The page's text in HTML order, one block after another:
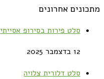
מתכונים אחרונים
סלט פירות בסירופ אסייתי
12 בדצמבר 2025
סלט דלורית צלויה